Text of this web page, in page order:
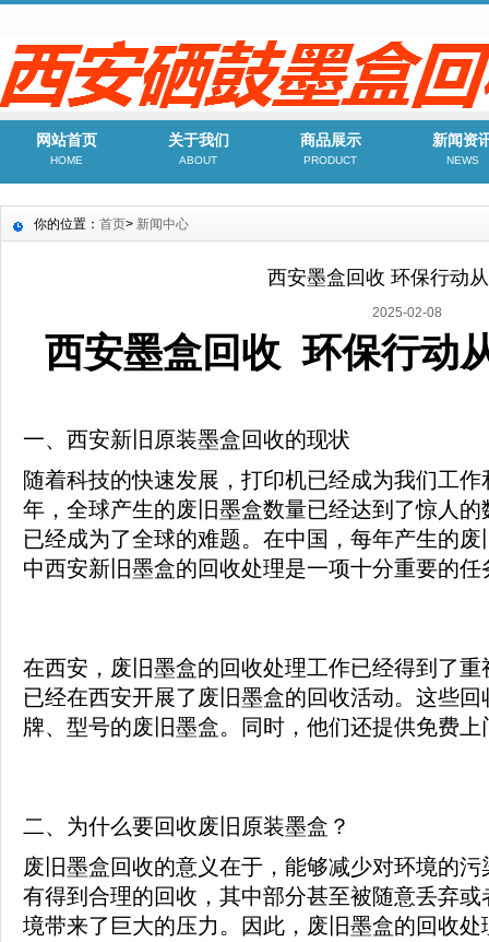
网站首页
HOME
关于我们
ABOUT
商品展示
PRODUCT
新闻资
NEWS
你的位置： 首页> 新闻中心
西安墨盒回收 环保行动
2025-02-08
西安墨盒回收 环保行动
一、西安新旧原装墨盒回收的现状
随着科技的快速发展，打印机已经成为我们工
年，全球产生的废旧墨盒数量已经达到了惊人
已经成为了全球的难题。在中国，每年产生的
中西安新旧墨盒的回收处理是一项十分重要的任
在西安，废旧墨盒的回收处理工作已经得到了
已经在西安开展了废旧墨盒的回收活动。这些
牌、型号的废旧墨盒。同时，他们还提供免费
二、为什么要回收废旧原装墨盒？
废旧墨盒回收的意义在于，能够减少对环境的
有得到合理的回收，其中部分甚至被随意丢弃
境带来了巨大的压力。因此，废旧墨盒的回收